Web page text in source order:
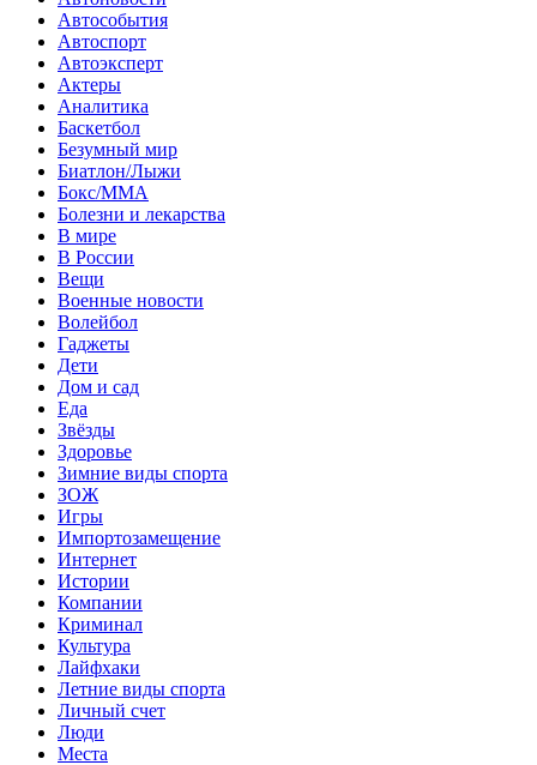
Автособытия
Автоспорт
Автоэксперт
Актеры
Аналитика
Баскетбол
Безумный мир
Биатлон/Лыжи
Бокс/MMA
Болезни и лекарства
В мире
В России
Вещи
Военные новости
Волейбол
Гаджеты
Дети
Дом и сад
Еда
Звёзды
Здоровье
Зимние виды спорта
ЗОЖ
Игры
Импортозамещение
Интернет
Истории
Компании
Криминал
Культура
Лайфхаки
Летние виды спорта
Личный счет
Люди
Места